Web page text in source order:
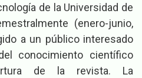
de la Universidad de
(enero-junio,
a un público interesado
conocimiento científico
de la revista. La